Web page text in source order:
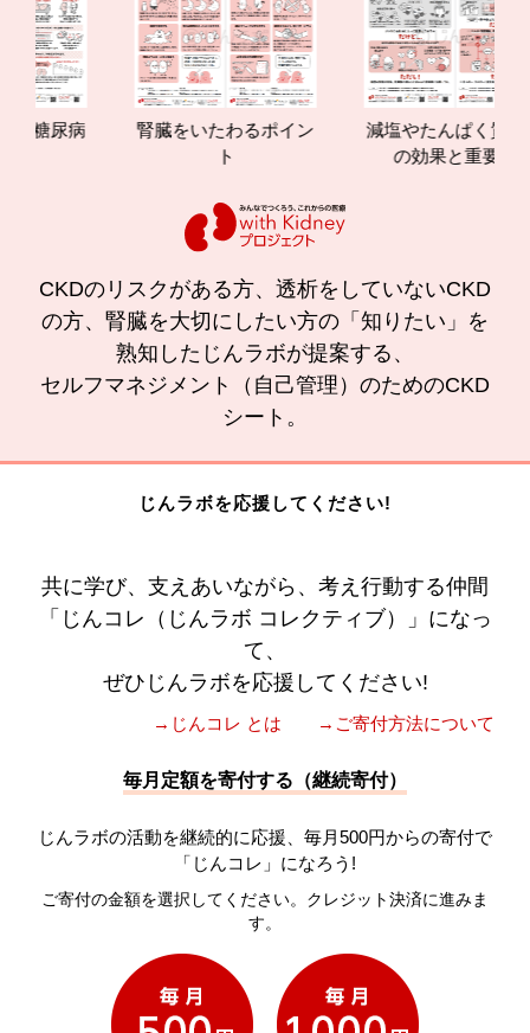
腎臓をいたわるポイン
減塩やたんぱく質管理
の効果と重要性
CKDのリスクがある方、透析をしていないCKD
の方、腎臓を大切にしたい方の「知りたい」を
熟知したじんラボが提案する、
セルフマネジメント（自己管理）のためのCKD
シート。
じんラボを応援してください!
共に学び、支えあいながら、考え行動する仲間
「じんコレ（じんラボ コレクティブ）」になっ
て、
ぜひじんラボを応援してください!
→じんコレ とは →ご寄付方法について
毎月定額を寄付する（継続寄付）
じんラボの活動を継続的に応援、毎月500円からの寄付で
「じんコレ」になろう!
ご寄付の金額を選択してください。クレジット決済に進みま
す。